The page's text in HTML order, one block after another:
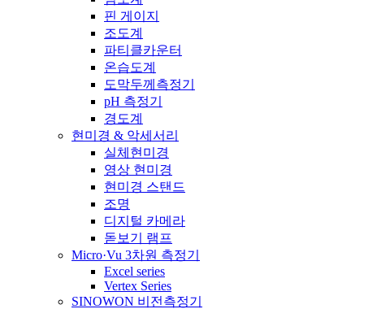
핀 게이지
조도계
파티클카운터
온습도계
도막두께측정기
pH 측정기
경도계
현미경 & 악세서리
실체현미경
영상 현미경
현미경 스탠드
조명
디지털 카메라
돋보기 램프
Micro·Vu 3차원 측정기
Excel series
Vertex Series
SINOWON 비전측정기